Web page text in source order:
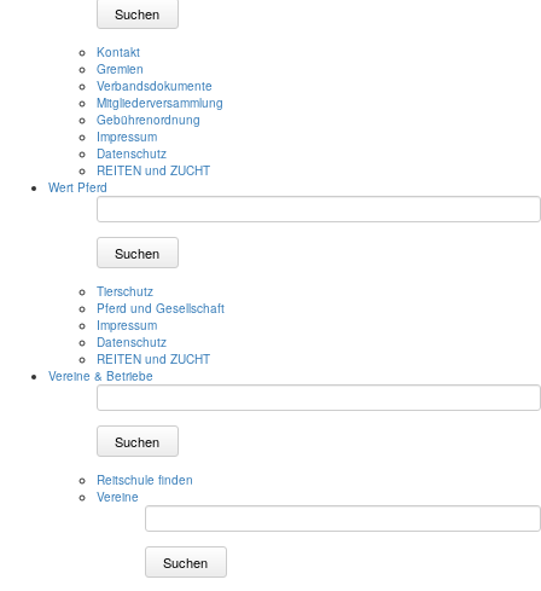
Suchen
Kontakt
Gremien
Verbandsdokumente
Mitgliederversammlung
Gebührenordnung
Impressum
Datenschutz
REITEN und ZUCHT
Wert Pferd
Suchen
Tierschutz
Pferd und Gesellschaft
Impressum
Datenschutz
REITEN und ZUCHT
Vereine & Betriebe
Suchen
Reitschule finden
Vereine
Suchen